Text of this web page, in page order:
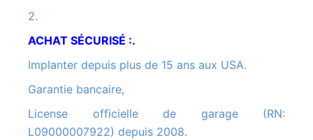
2.
ACHAT SÉCURISÉ :.
Implanter depuis plus de 15 ans aux USA.
Garantie bancaire,
License officielle de garage (RN:
L09000007922) depuis 2008.